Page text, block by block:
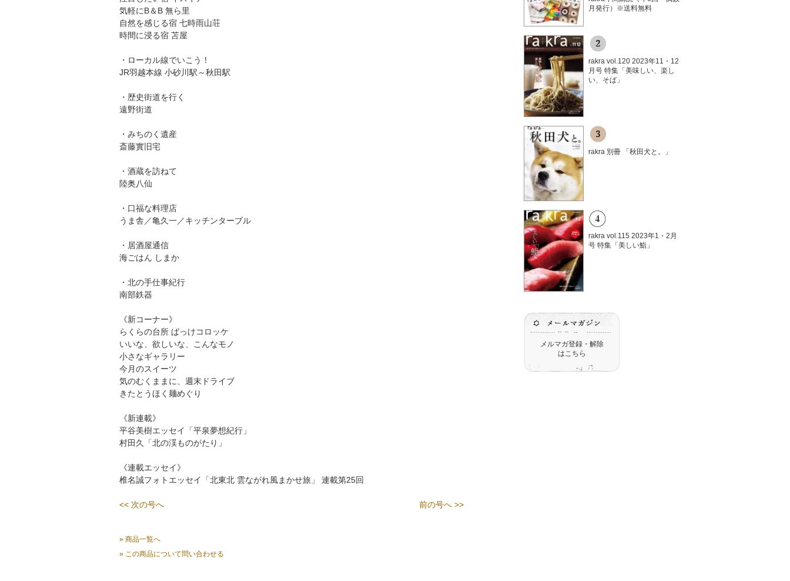
気軽にB＆B 無ら里
自然を感じる宿 七時雨山荘
時間に浸る宿 苫屋
・ローカル線でいこう！
JR羽越本線 小砂川駅～秋田駅
・歴史街道を行く
遠野街道
・みちのく遺産
斎藤實旧宅
・酒蔵を訪ねて
陸奥八仙
・口福な料理店
うま舎／亀久一／キッチンターブル
・居酒屋通信
海ごはん しまか
・北の手仕事紀行
南部鉄器
《新コーナー》
らくらの台所 ばっけコロッケ
いいな、欲しいな、こんなモノ
小さなギャラリー
今月のスイーツ
気のむくままに、週末ドライブ
きたとうほく麺めぐり
《新連載》
平谷美樹エッセイ「平泉夢想紀行」
村田久「北の渓ものがたり」
《連載エッセイ》
椎名誠フォトエッセイ「北東北 雲ながれ風まかせ旅」 連載第25回
<< 次の号へ 前の号へ >>
» 商品一覧へ
» この商品について問い合わせる
月発行）※送料無料
rakra vol.120 2023年11・12
月号 特集「美味しい、楽し
い、そば」
rakra 別冊 「秋田犬と。」
rakra vol.115 2023年1・2月
号 特集「美しい鮨」
メルマガ登録・解除
はこちら